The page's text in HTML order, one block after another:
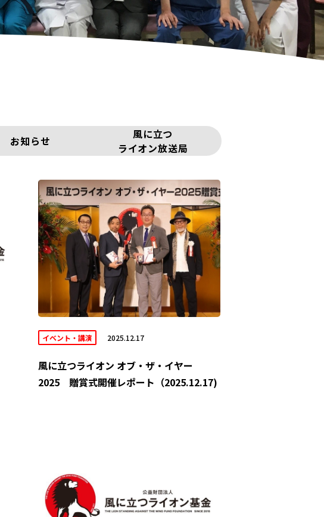
お知らせ
風に立つ
ライオン放送局
イベント・講演 2025.12.17
風に立つライオン オブ・ザ・イヤー
2025 贈賞式開催レポート（2025.12.17)